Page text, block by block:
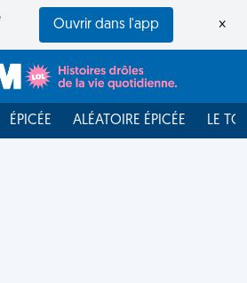
Ouvrir dans l'app ×
ÉPICÉE ALÉATOIRE ÉPICÉE LE